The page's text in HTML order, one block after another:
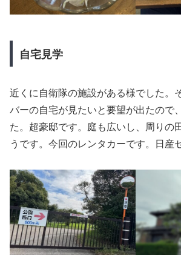
自宅見学
近くに自衛隊の施設がある様でした。
バーの自宅が見たいと要望が出たので
た。超豪邸です。庭も広いし、周りの
うです。今回のレンタカーです。日産